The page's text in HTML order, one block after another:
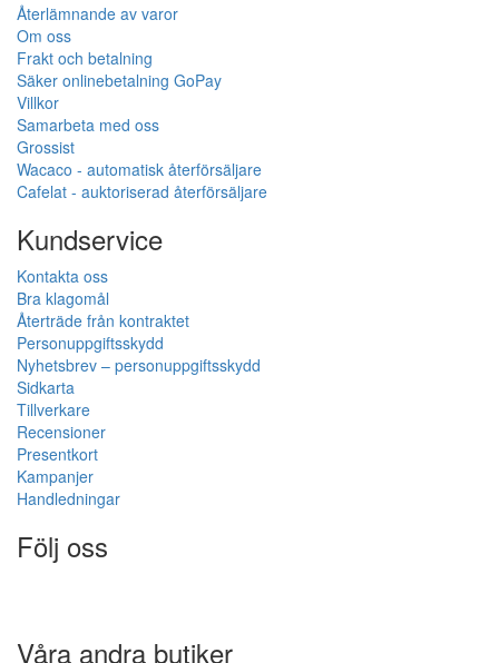
Återlämnande av varor
Om oss
Frakt och betalning
Säker onlinebetalning GoPay
Villkor
Samarbeta med oss
Grossist
Wacaco - automatisk återförsäljare
Cafelat - auktoriserad återförsäljare
Kundservice
Kontakta oss
Bra klagomål
Återträde från kontraktet
Personuppgiftsskydd
Nyhetsbrev – personuppgiftsskydd
Sidkarta
Tillverkare
Recensioner
Presentkort
Kampanjer
Handledningar
Följ oss
Våra andra butiker